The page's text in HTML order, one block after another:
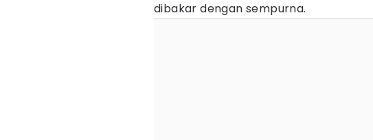
dibakar dengan sempurna.